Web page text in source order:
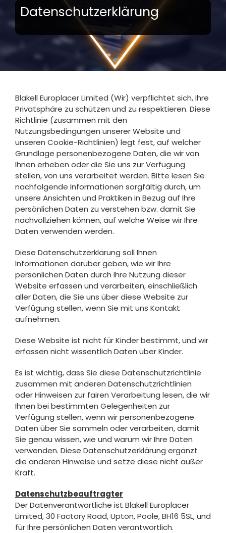
Datenschutzerklärung
Blakell Europlacer Limited (Wir) verpflichtet sich, Ihre
Privatsphäre zu schützen und zu respektieren. Diese
Richtlinie (zusammen mit den
Nutzungsbedingungen unserer Website und
unseren Cookie-Richtlinien) legt fest, auf welcher
Grundlage personenbezogene Daten, die wir von
Ihnen erheben oder die Sie uns zur Verfügung
stellen, von uns verarbeitet werden. Bitte lesen Sie
nachfolgende Informationen sorgfältig durch, um
unsere Ansichten und Praktiken in Bezug auf Ihre
persönlichen Daten zu verstehen bzw. damit Sie
nachvollziehen können, auf welche Weise wir Ihre
Daten verwenden werden.
Diese Datenschutzerklärung soll Ihnen
Informationen darüber geben, wie wir Ihre
persönlichen Daten durch Ihre Nutzung dieser
Website erfassen und verarbeiten, einschließlich
aller Daten, die Sie uns über diese Website zur
Verfügung stellen, wenn Sie mit uns Kontakt
aufnehmen.
Diese Website ist nicht für Kinder bestimmt, und wir
erfassen nicht wissentlich Daten über Kinder.
Es ist wichtig, dass Sie diese Datenschutzrichtlinie
zusammen mit anderen Datenschutzrichtlinien
oder Hinweisen zur fairen Verarbeitung lesen, die wir
Ihnen bei bestimmten Gelegenheiten zur
Verfügung stellen, wenn wir personenbezogene
Daten über Sie sammeln oder verarbeiten, damit
Sie genau wissen, wie und warum wir Ihre Daten
verwenden. Diese Datenschutzerklärung ergänzt
die anderen Hinweise und setze diese nicht außer
Kraft.
Datenschutzbeauftragter
Der Datenverantwortliche ist Blakell Europlacer
Limited, 30 Factory Road, Upton, Poole, BH16 5SL, und
für Ihre persönlichen Daten verantwortlich.